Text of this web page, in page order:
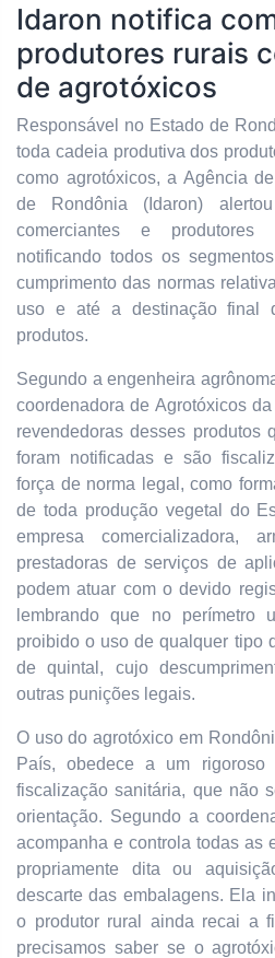
Idaron notifica
produtores rurais
de agrotóxicos
Responsável no Estado de
toda cadeia produtiva dos
como agrotóxicos, a Agência
de Rondônia (Idaron)
comerciantes e produtores
notificando todos os
cumprimento das normas
uso e até a destinação final
produtos.
Segundo a engenheira
coordenadora de Agrotóxicos
revendedoras desses produtos
foram notificadas e são
força de norma legal, como
de toda produção vegetal do
empresa comercializadora,
prestadoras de serviços de
podem atuar com o devido
lembrando que no perímetro
proibido o uso de qualquer tipo
de quintal, cujo
outras punições legais.
O uso do agrotóxico em
País, obedece a um rigoroso
fiscalização sanitária, que não
orientação. Segundo a
acompanha e controla todas as
propriamente dita ou
descarte das embalagens. Ela
o produtor rural ainda recai a
precisamos saber se o